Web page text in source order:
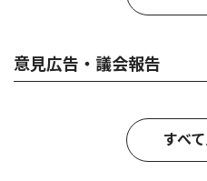
意見広告・議会報告
すべ